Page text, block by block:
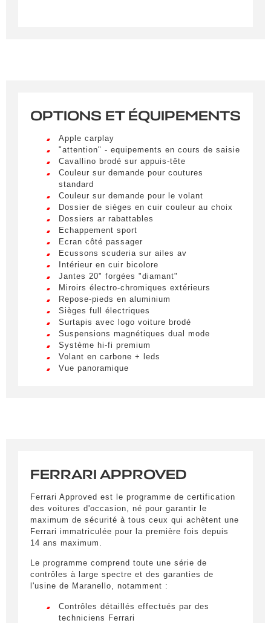
Remplissez le formulaire ci-dessous pour être
véhicule.
Civilité *
Nom *
FRANCE
Lorem ipsum dolor sit amet, consectetur
egestas a vel nibh. Sed aliquam varius
OPTIONS ET ÉQUIPEMENTS
Apple carplay
"attention" - equipements en cours de saisie
Cavallino brodé sur appuis-tête
Couleur sur demande pour coutures
standard
Couleur sur demande pour le volant
Dossier de sièges en cuir couleur au choix
Dossiers ar rabattables
Echappement sport
Ecran côté passager
Ecussons scuderia sur ailes av
Intérieur en cuir bicolore
Jantes 20" forgées "diamant"
Miroirs électro-chromiques extérieurs
Repose-pieds en aluminium
Sièges full électriques
Surtapis avec logo voiture brodé
Suspensions magnétiques dual mode
Système hi-fi premium
Volant en carbone + leds
Vue panoramique
FERRARI APPROVED
Ferrari Approved est le programme de certification
des voitures d'occasion, né pour garantir le
maximum de sécurité à tous ceux qui achètent une
Ferrari immatriculée pour la première fois depuis
14 ans maximum.
Le programme comprend toute une série de
contrôles à large spectre et des garanties de
l'usine de Maranello, notamment :
Contrôles détaillés effectués par des
techniciens Ferrari